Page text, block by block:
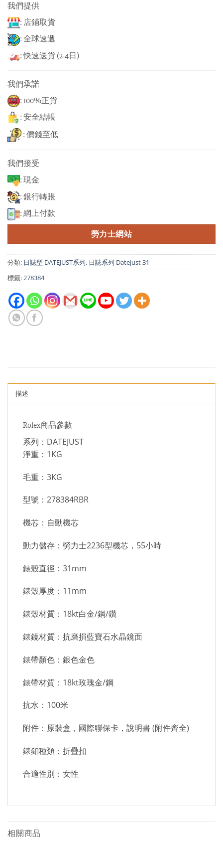
我們提供
: 店鋪取貨
: 全球速遞
: 快速送貨 (2-4日)
我們承諾
: 100%正貨
: 安全結帳
: 價錢至低
我們接受
: 現金
: 銀行轉賬
: 網上付款
勞力士網站
分類: 日誌型 DATEJUST系列, 日誌系列 Datejust 31
標籤:278384
描述
Rolex商品參數
系列：DATEJUST
淨重：1KG
毛重：3KG
型號：278384RBR
機芯：自動機芯
動力儲存：勞力士2236型機芯，55小時
錶殼直徑：31mm
錶殼厚度：11mm
錶殼材質：18kt白金/鋼/鑽
錶鏡材質：抗磨損藍寶石水晶鏡面
錶帶顏色：銀色金色
錶帶材質：18kt玫瑰金/鋼
抗水：100米
附件：原裝盒，國際聯保卡，說明書 (附件齊全)
錶釦種類：折疊扣
合適性別：女性
相關商品